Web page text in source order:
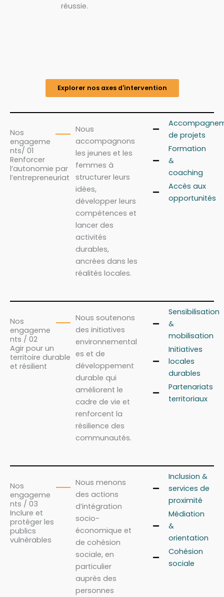
réussie.
Explorer nos axes d'intervention
Nos
engageme
nts/ 01
Renforcer
l’autonomie par
l’entrepreneuriat
Nous
accompagnons
les jeunes et les
femmes à
structurer leurs
idées,
développer leurs
compétences et
lancer des
activités
durables,
ancrées dans les
réalités locales.
de projets
Formation
&
coaching
Accès aux
opportunités
Nos
engageme
nts / 02
Agir pour un
territoire durable
et résilient
Nous soutenons
des initiatives
environnemental
es et de
développement
durable qui
améliorent le
cadre de vie et
renforcent la
résilience des
communautés.
Sensibilisation
&
mobilisation
Initiatives
locales
durables
Partenariats
territoriaux
Nos
engageme
nts / 03
Inclure et
protéger les
publics
vulnérables
Nous menons
des actions
d’intégration
socio-
économique et
de cohésion
sociale, en
particulier
auprès des
personnes
Inclusion &
services de
proximité
Médiation
&
orientation
Cohésion
sociale